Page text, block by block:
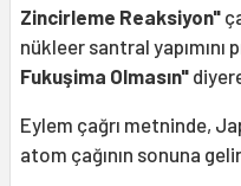
Zincirleme Reaksiyon"
nükleer santral
Fukuşima Olmasın"
Eylem çağrı metninde,
atom çağının sonuna